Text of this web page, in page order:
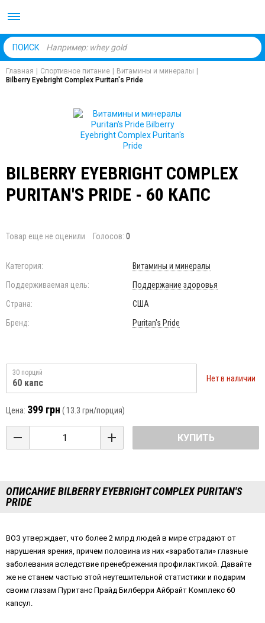
ПОИСК
Главная Спортивное питание Витамины и минералы
Bilberry Eyebright Complex Puritan's Pride
BILBERRY EYEBRIGHT COMPLEX
PURITAN'S PRIDE - 60 КАПС
Товар еще не оценили Голосов: 0
Категория:
Витамины и минералы
Поддерживаемая цель:
Поддержание здоровья
Страна:
США
Бренд:
Puritan's Pride
30 порций
60 капс Нет в наличии
Цена: 399 грн ( 13.3 грн/порция)
КУПИТЬ
ОПИСАНИЕ BILBERRY EYEBRIGHT COMPLEX PURITAN'S
PRIDE
ВОЗ утверждает, что более 2 млрд людей в мире страдают от
нарушения зрения, причем половина из них «заработали» глазные
заболевания вследствие пренебрежения профилактикой. Давайте
же не станем частью этой неутешительной статистики и подарим
своим глазам Пуританс Прайд Билберри Айбрайт Комплекс 60
капсул.